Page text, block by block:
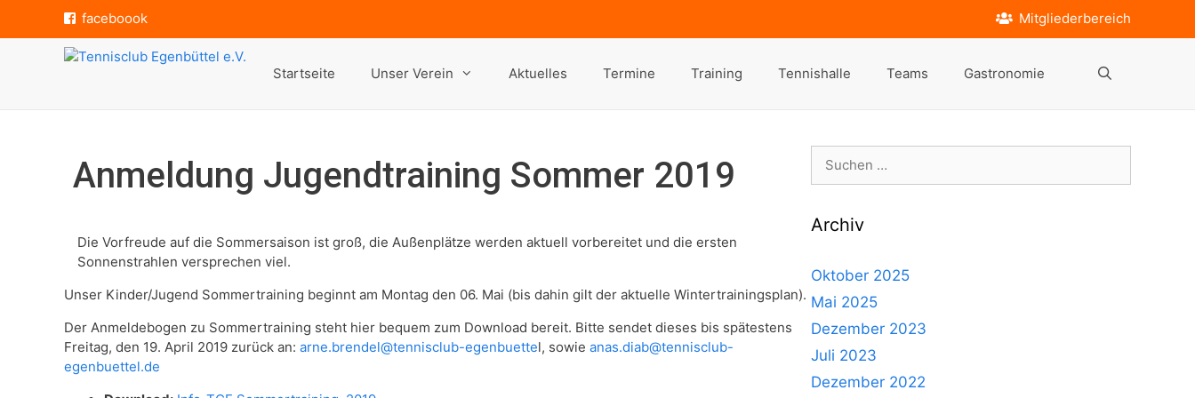
faceboook Mitgliederbereich
Startseite Unser Verein Aktuelles Termine Training Tennishalle Teams Gastronomie
Anmeldung Jugendtraining Sommer 2019
Die Vorfreude auf die Sommersaison ist groß, die Außenplätze werden aktuell vorbereitet und die ersten
Sonnenstrahlen versprechen viel.
Unser Kinder/Jugend Sommertraining beginnt am Montag den 06. Mai (bis dahin gilt der aktuelle Wintertrainingsplan).
Der Anmeldebogen zu Sommertraining steht hier bequem zum Download bereit. Bitte sendet dieses bis spätestens
Freitag, den 19. April 2019 zurück an: arne.brendel@tennisclub-egenbuettel, sowie anas.diab@tennisclub-
egenbuettel.de
Suche
Archiv
Oktober 2025
Mai 2025
Dezember 2023
Juli 2023
Dezember 2022